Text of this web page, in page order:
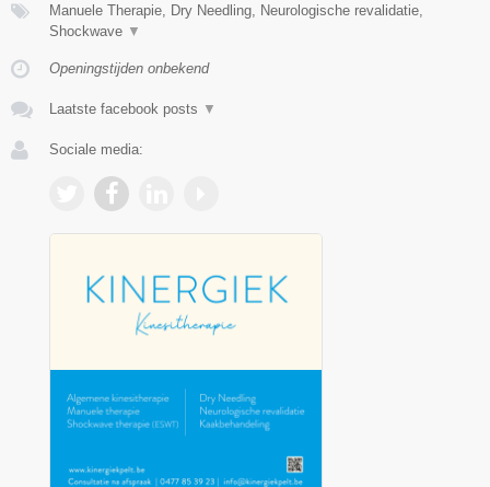
Manuele Therapie, Dry Needling, Neurologische revalidatie,
Shockwave ▼
Openingstijden onbekend
Laatste facebook posts ▼
Sociale media: